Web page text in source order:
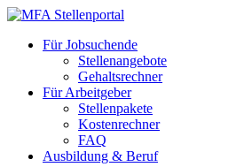
Für Jobsuchende
Stellenangebote
Gehaltsrechner
Für Arbeitgeber
Stellenpakete
Kostenrechner
FAQ
Ausbildung & Beruf